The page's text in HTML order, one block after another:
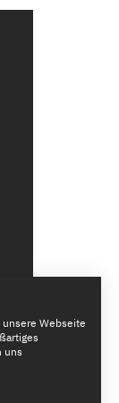
Webseite
uns